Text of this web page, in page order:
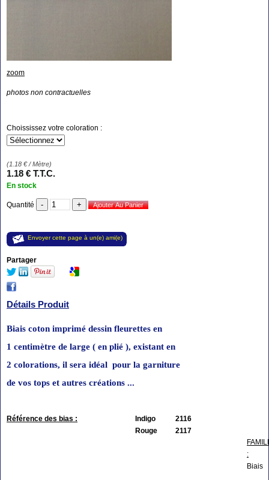
zoom
photos non contractuelles
Choississez votre coloration :
(1.18 €/ Mètre)
1.18 € T.T.C.
En stock
Quantité
Envoyer cette page à un(e) ami(e)
Partager
Détails Produit
Biais coton imprimé dessin fleurettes en
1 centimètre de large ( en plié ), existant en
2 colorations, il sera idéal pour la garniture
de vos tops et autres créations ...
Référence des bias :
Indigo 2116
Rouge 2117
:
Biais